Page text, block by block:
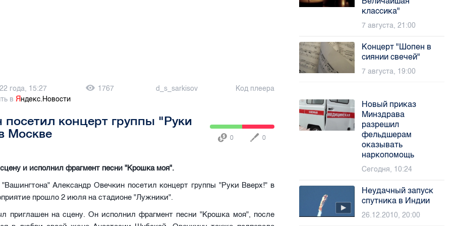
года, 15:27 1767 d_s_sarkisov
Код плеера
вЯндекс.Новости
посетил концерт группы "Руки
Москве
0 0
и исполнил фрагмент песни "Крошка моя".
Александр Овечкин посетил концерт группы "Руки Вверх!" в
прошло 2 июля на стадионе "Лужники".
приглашен на сцену. Он исполнил фрагмент песни "Крошка моя", после
классика"
7 августа, 21:00
Концерт "Шопен в
сиянии свечей"
7 августа, 19:00
Новый приказ
Минздрава
разрешил
фельдшерам
оказывать
наркопомощь
Сегодня, 10:24
Неудачный запуск
спутника в Индии
26.12.2010, 20:00